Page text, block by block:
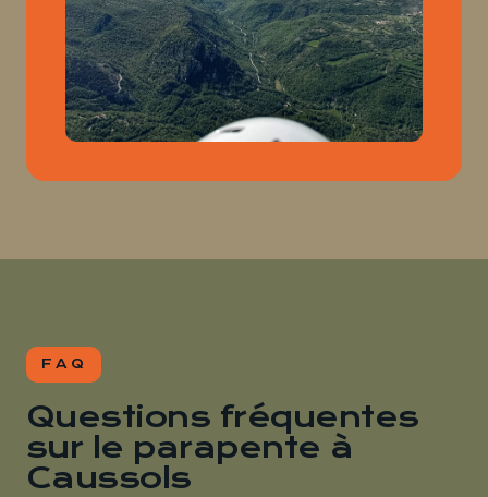
FAQ
Questions fréquentes
sur le parapente à
Caussols